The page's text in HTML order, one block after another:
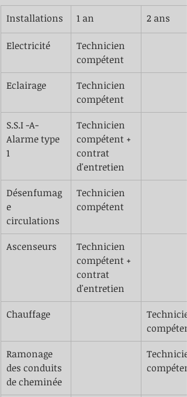
​Installations ​1 an ​2 ans
Electricité
​Technicien
compétent
​Eclairage
​Technicien
compétent
​S.S.I -A-
Alarme type
1
​Technicien
compétent +
contrat
d'entretien
Désenfumag
e
circulations
Technicien
compétent
​Ascenseurs
Technicien
compétent +
contrat
d'entretien
​Chauffage
compétent
​Ramonage
des conduits
de cheminée
compétent